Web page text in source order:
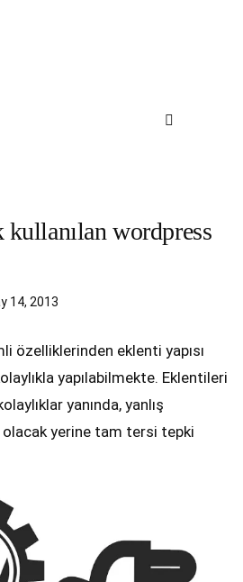
kullanılan wordpress
14, 2013
özelliklerinden eklenti yapısı
yapılabilmekte. Eklentileri
yanında, yanlış
olacak yerine tam tersi tepki